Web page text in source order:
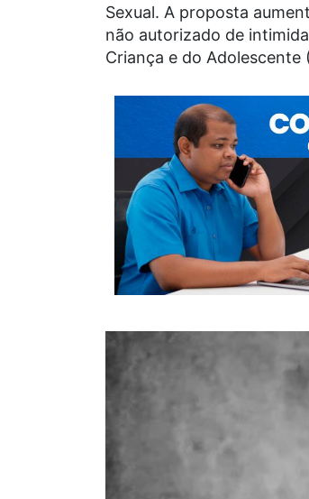
Sexual. A proposta
não autorizado de
Criança e do Adolescente